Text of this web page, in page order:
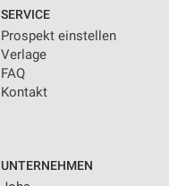
SERVICE
Prospekt einstellen
Verlage
FAQ
Kontakt
UNTERNEHMEN